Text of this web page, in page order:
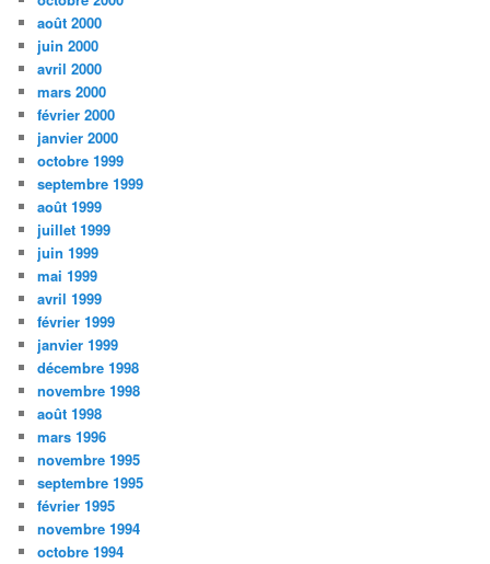
août 2000
juin 2000
avril 2000
mars 2000
février 2000
janvier 2000
octobre 1999
septembre 1999
août 1999
juillet 1999
juin 1999
mai 1999
avril 1999
février 1999
janvier 1999
décembre 1998
novembre 1998
août 1998
mars 1996
novembre 1995
septembre 1995
février 1995
novembre 1994
octobre 1994